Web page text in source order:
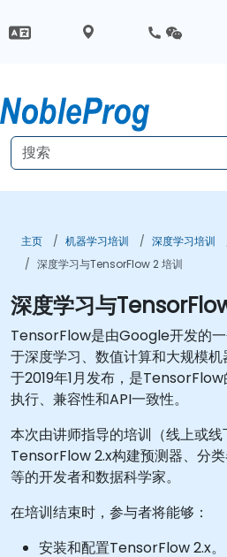
主页 机器学习培训 深度学习培训
深度学习与TensorFlow 2 培训
深度学习与
TensorFlow是由Google开发的
于深度学习、数值计算和大规模
于2019年1月发布，是
执行、兼容性和API一致性。
本次由讲师指导的培训（线上或
TensorFlow 2.x构建预测器、分
等的开发者和数据科学家。
在培训结束时，参与者将能够：
安装和配置TensorFlow 2.x。